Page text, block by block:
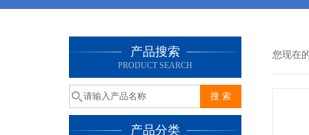
产品搜索
PRODUCT SEARCH
产品分类
您现在